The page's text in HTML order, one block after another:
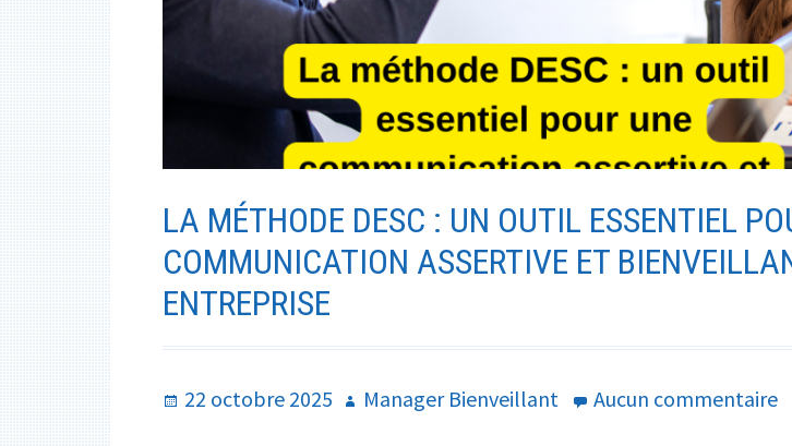
LA MÉTHODE DESC : UN OUTIL ESSENTIEL
COMMUNICATION ASSERTIVE ET
ENTREPRISE
Publié
22 octobre 2025 Auteur
Manager Bienveillant Aucun commentairesur